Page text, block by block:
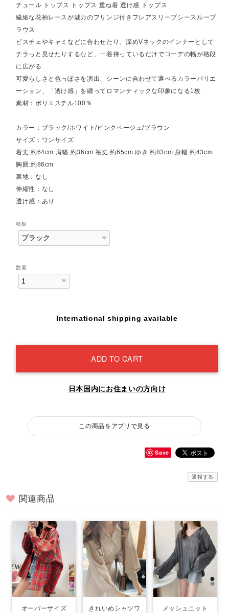
チュール トップス トップス 重ね着 透け感 トップス
繊細な花柄レースが魅力のフリンジ付きフレアスリーブシースルーブ
ラウス
ビスチェやキャミなどに合わせたり、深めVネックのインナーとして
チラっと見せたりするなど、一着持っているだけでコーデの幅が格段
に広がる
可愛らしさと色っぽさを演出、シーンに合わせて選べるカラーバリエ
ーション、「透け感」を纏ってロマンティックな印象になる1枚
素材：ポリエステル100％
カラー：ブラック/ホワイト/ピンクベージュ/ブラウン
サイズ：ワンサイズ
着丈:約64cm 肩幅:約36cm 袖丈:約65cm ゆき:約83cm 身幅:約43cm
胸囲:約86cm
裏地：なし
伸縮性：なし
透け感：あり
種類
数量
International shipping available
ADD TO CART
日本国内にお住まいの方向け
この商品をアプリで見る
Save
通報する
関連商品
オーバーサイズ
きれいめシャツワ
メッシュニット